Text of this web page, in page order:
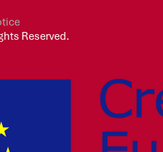
Reserved.